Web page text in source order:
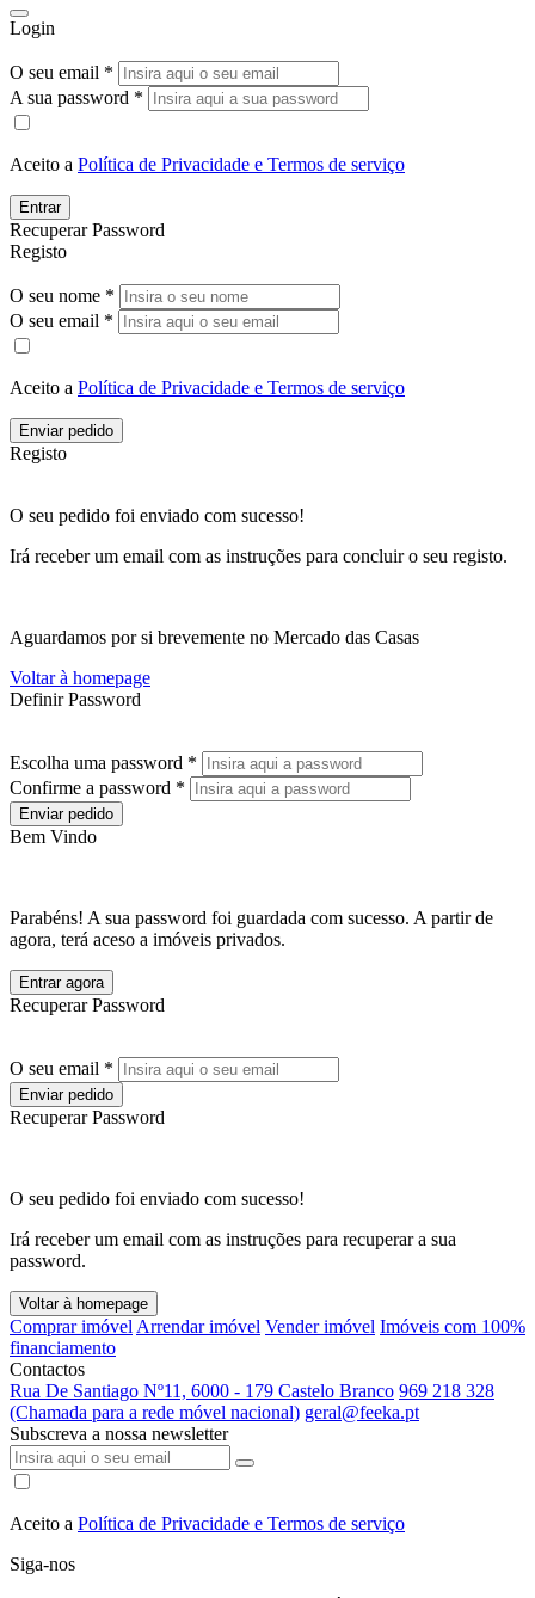
Login
O seu email *
A sua password *
Aceito a Política de Privacidade e Termos de serviço
Entrar
Recuperar Password
Registo
O seu nome *
O seu email *
Aceito a Política de Privacidade e Termos de serviço
Enviar pedido
Registo
O seu pedido foi enviado com sucesso!
Irá receber um email com as instruções para concluir o seu registo.
Aguardamos por si brevemente no Mercado das Casas
Voltar à homepage
Definir Password
Escolha uma password *
Confirme a password *
Enviar pedido
Bem Vindo
Parabéns! A sua password foi guardada com sucesso. A partir de
agora, terá aceso a imóveis privados.
Entrar agora
Recuperar Password
O seu email *
Enviar pedido
Recuperar Password
O seu pedido foi enviado com sucesso!
Irá receber um email com as instruções para recuperar a sua
password.
Voltar à homepage
Comprar imóvel Arrendar imóvel Vender imóvel Imóveis com 100%
financiamento
Contactos
Rua De Santiago Nº11, 6000 - 179 Castelo Branco 969 218 328
(Chamada para a rede móvel nacional) geral@feeka.pt
Subscreva a nossa newsletter
Aceito a Política de Privacidade e Termos de serviço
Siga-nos